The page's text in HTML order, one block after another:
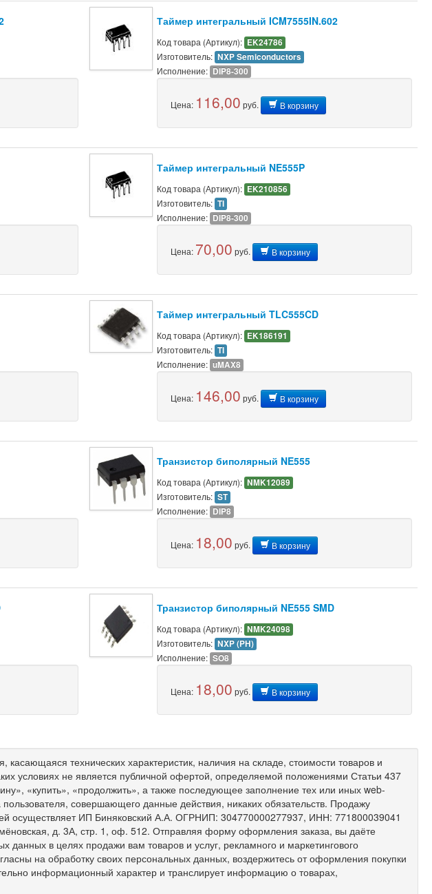
Таймер интегральный ICM7555IN.602
Код товара (Артикул): EK24786
Изготовитель: NXP Semiconductors
Исполнение: DIP8-300
Цена: 116,00 руб. В корзину
Таймер интегральный NE555P
Код товара (Артикул): EK210856
Изготовитель: TI
Исполнение: DIP8-300
Цена: 70,00 руб. В корзину
Таймер интегральный TLC555CD
Код товара (Артикул): EK186191
Изготовитель: TI
Исполнение: uMAX8
Цена: 146,00 руб. В корзину
Транзистор биполярный NE555
Код товара (Артикул): NMK12089
Изготовитель: ST
Исполнение: DIP8
Цена: 18,00 руб. В корзину
Транзистор биполярный NE555 SMD
Код товара (Артикул): NMK24098
Изготовитель: NXP (PH)
Исполнение: SO8
Цена: 18,00 руб. В корзину
технических характеристик, наличия на складе, стоимости товаров и
условиях не является публичной офертой, определяемой положениями Статьи 437
«купить», «продолжить», а также последующее заполнение тех или иных web-
совершающего данные действия, никаких обязательств. Продажу
осуществляет ИП Биняковский А.А. ОГРНИП: 304770000277937, ИНН: 771800039041
д. 3А, стр. 1, оф. 512. Отправляя форму оформления заказа, вы даёте
данных в целях продажи вам товаров и услуг, рекламного и маркетингового
на обработку своих персональных данных, воздержитесь от оформления покупки
информационный характер и транслирует информацию о товарах,